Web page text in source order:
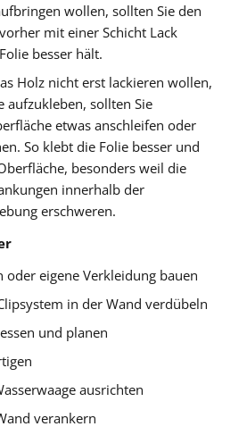
wollen, sollten Sie den
mit einer Schicht Lack
besser hält.
Holz nicht erst lackieren wollen,
aufzukleben, sollten Sie
etwas anschleifen oder
So klebt die Folie besser und
besonders weil die
innerhalb der
erschweren.
oder eigene Verkleidung bauen
in der Wand verdübeln
und planen
ausrichten
verankern